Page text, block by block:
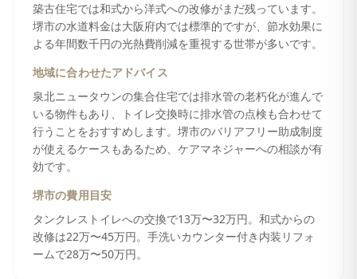
築古住宅では和式から洋式への改修がまだ残っています。
堺市の水道料金は大阪府内では標準的ですが、節水効果に
よる年間数千円の光熱費削減を重視する世帯が多いです。
地域に合わせたアドバイス
泉北ニュータウンの集合住宅では排水管の老朽化が進んで
いる物件もあり、トイレ交換時に排水管の点検も合わせて
行うことをおすすめします。堺市のバリアフリー助成制度
が使えるケースもあるため、ケアマネジャーへの相談が有
効です。
堺市の費用目安
タンクレストイレへの交換で13万〜32万円。和式からの
改修は22万〜45万円。手洗いカウンター付き内装リフォ
ームで28万〜50万円。